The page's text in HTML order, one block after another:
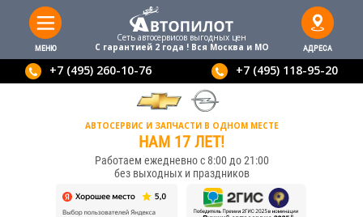
МЕНЮ
Сеть автосервисов выгодныx цен
С гарантией 2 года ! Вся Москва и МО
АДРЕСА
+7 (495) 260-10-76 +7 (495) 118-95-20
АВТОСЕРВИС И ЗАПЧАСТИ В ОДНОМ МЕСТЕ
НАМ 17 ЛЕТ!
Работаем ежедневно с 8:00 до 21:00
без выходных и праздников